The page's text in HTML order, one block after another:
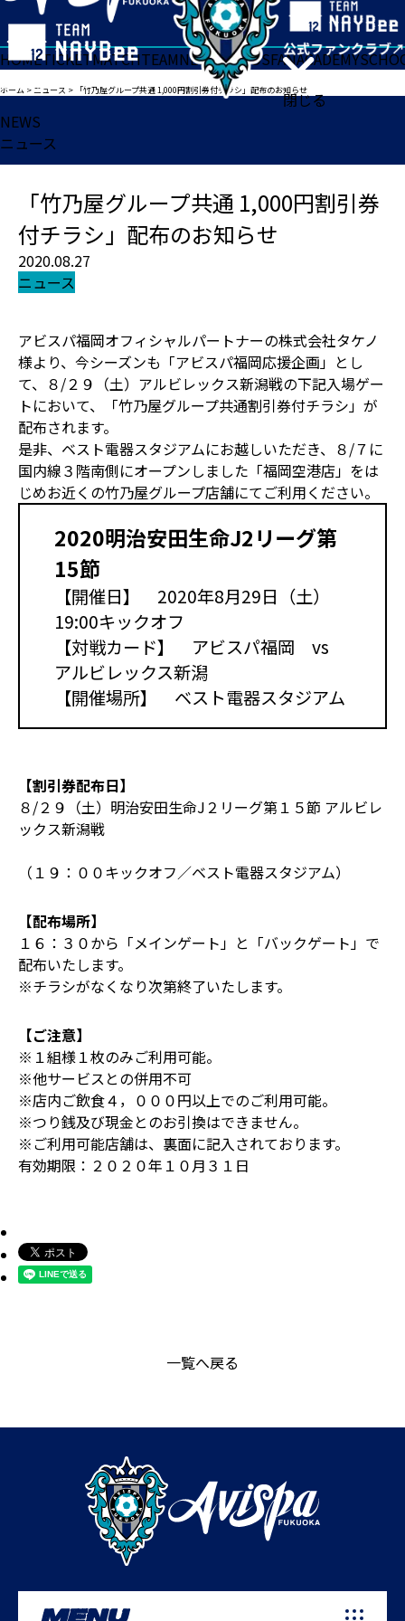
閉じる
HOMETICKETMATCHTEAMNEWSGOODSFANACADEMY
ホーム >ニュース > 「竹乃屋グループ共通 1,000円割引券付チラシ」配布のお知らせ
NEWS
ニュース
「竹乃屋グループ共通 1,000円割引券
付チラシ」配布のお知らせ
2020.08.27
ニュース
アビスパ福岡オフィシャルパートナーの株式会社タケノ
様より、今シーズンも「アビスパ福岡応援企画」とし
て、８/２９（土）アルビレックス新潟戦の下記入場ゲー
トにおいて、「竹乃屋グループ共通割引券付チラシ」が
配布されます。
是非、ベスト電器スタジアムにお越しいただき、８/７に
国内線３階南側にオープンしました「福岡空港店」をは
じめお近くの竹乃屋グループ店舗にてご利用ください。
2020明治安田生命J2リーグ第
15節
【開催日】 2020年8月29日（土）
19:00キックオフ
【対戦カード】 アビスパ福岡 vs
アルビレックス新潟
【開催場所】 ベスト電器スタジアム
【割引券配布日】
８/２９（土）明治安田生命J２リーグ第１５節 アルビレ
ックス新潟戦
（１９：００キックオフ／ベスト電器スタジアム）
【配布場所】
１６：３０から「メインゲート」と「バックゲート」で
配布いたします。
※チラシがなくなり次第終了いたします。
【ご注意】
※１組様１枚のみご利用可能。
※他サービスとの併用不可
※店内ご飲食４，０００円以上でのご利用可能。
※つり銭及び現金とのお引換はできません。
※ご利用可能店舗は、裏面に記入されております。
有効期限：２０２０年１０月３１日
一覧へ戻る